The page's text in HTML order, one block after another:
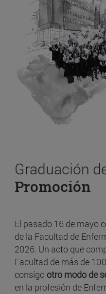
Graduación
Promoción
El pasado 16 de mayo
de la Facultad de
2026. Un acto que
Facultad de más de
consigo otro modo de
en la profesión de